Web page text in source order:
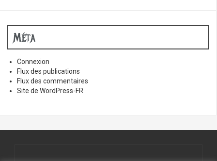
Méta
Connexion
Flux des publications
Flux des commentaires
Site de WordPress-FR